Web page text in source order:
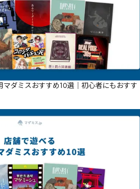
マダミスおすすめ10選｜初心者にもおすす